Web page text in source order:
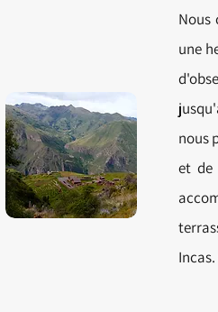
Nous
une
nous
et de